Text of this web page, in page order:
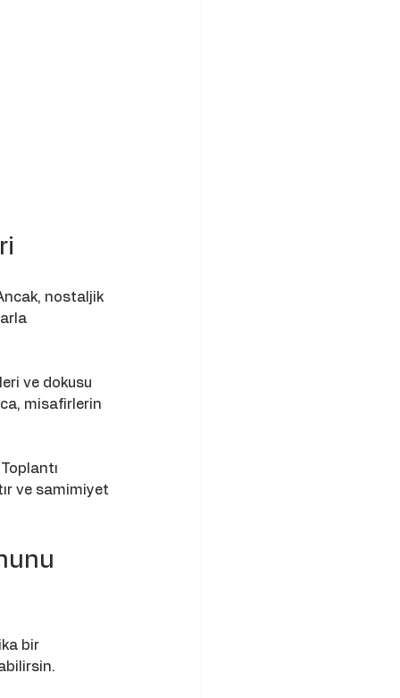
nostaljik
ve dokusu
misafirlerin
ve samimiyet
bir